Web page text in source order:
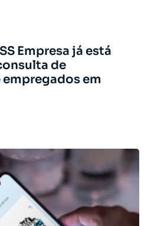
Empresa já está
de
em